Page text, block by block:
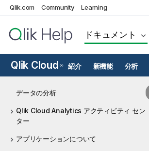
Qlik.com Community Learning
ドキュメント
Qlik Cloud ® 紹介 新機能 分析
データの分析
Qlik Cloud Analytics アクティビティ セン
ター
アプリケーションについて